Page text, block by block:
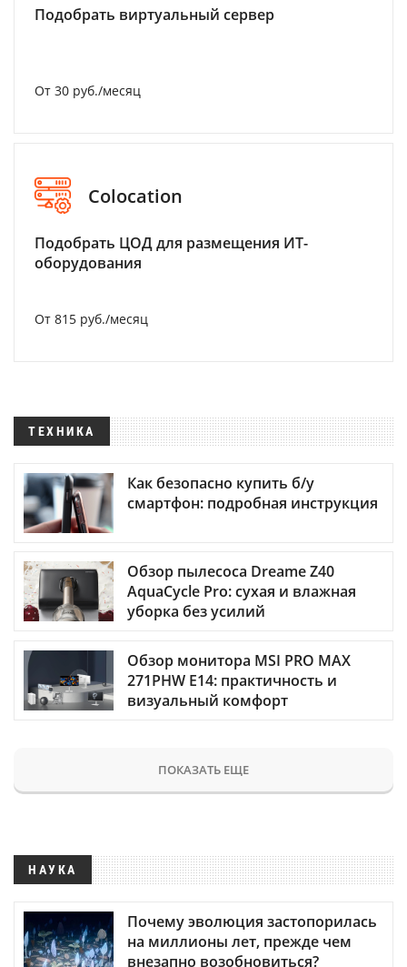
Подобрать виртуальный сервер
От 30 руб./месяц
Colocation
Подобрать ЦОД для размещения ИТ-
оборудования
От 815 руб./месяц
ТЕХНИКА
Как безопасно купить б/у
смартфон: подробная инструкция
Обзор пылесоса Dreame Z40
AquaCycle Pro: сухая и влажная
уборка без усилий
Обзор монитора MSI PRO MAX
271PHW E14: практичность и
визуальный комфорт
ПОКАЗАТЬ ЕЩЕ
НАУКА
Почему эволюция застопорилась
на миллионы лет, прежде чем
внезапно возобновиться?